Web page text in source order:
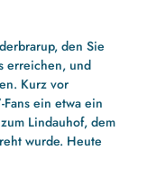
den Sie
erreichen, und
Kurz vor
ein etwa ein
Lindauhof, dem
wurde. Heute